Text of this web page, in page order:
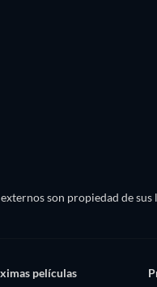
son propiedad de
películas